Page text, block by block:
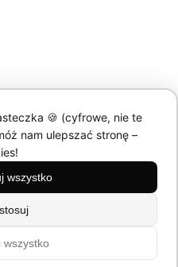
🍪 (cyfrowe, nie te
nam ulepszać stronę –
wszystko